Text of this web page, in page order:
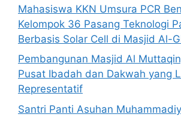
Mahasiswa KKN Umsura PCR
Kelompok 36 Pasang Teknologi
Berbasis Solar Cell di Masjid Al-
Pembangunan Masjid Al
Pusat Ibadah dan Dakwah yang
Representatif
Santri Panti Asuhan